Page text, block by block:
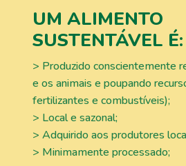
UM ALIMENTO
SUSTENTÁVEL É:
> Produzido conscientemente
e os animais e poupando
fertilizantes e combustíveis);
> Local e sazonal;
> Adquirido aos produtores
> Minimamente processado;